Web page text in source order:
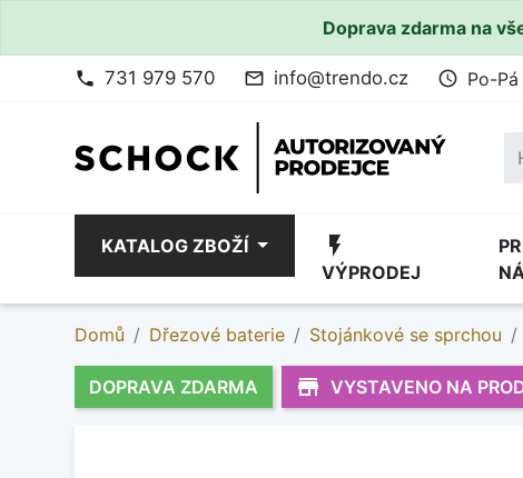
Doprava zdarma na
phone 731 979 570 mail_outline info@trendo.cz access_time Po-
KATALOG ZBOŽÍ flash_on
VÝPRODEJ
Domů Dřezové baterie Stojánkové se sprchou
DOPRAVA ZDARMA store_mall_directory VYSTAVENO NA